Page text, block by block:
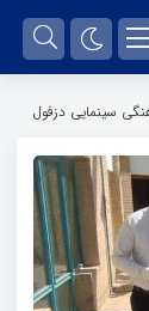
سینمایی دزفول